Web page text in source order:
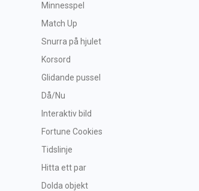
Minnesspel
Match Up
Snurra på hjulet
Korsord
Glidande pussel
Då/Nu
Interaktiv bild
Fortune Cookies
Tidslinje
Hitta ett par
Dolda objekt